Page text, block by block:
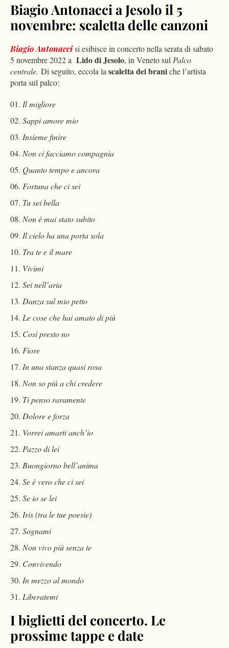
Biagio Antonacci a Jesolo il 5
novembre: scaletta delle canzoni
Biagio Antonaccisi esibisce in concerto nella serata di sabato
5 novembre 2022 a Lido di Jesolo, in Veneto sulPalco
centrale. Di seguito, eccola lascaletta dei braniche l’artista
porta sul palco:
Il migliore
Sappi amore mio
Insieme finire
Non ci facciamo compagnia
Quanto tempo e ancora
Fortuna che ci sei
Tu sei bella
Non è mai stato subito
Il cielo ha una porta sola
Tra te e il mare
Vivimi
Sei nell’aria
Danza sul mio petto
Le cose che hai amato di più
Così presto no
Fiore
In una stanza quasi rosa
Non so più a chi credere
Ti penso raramente
Dolore e forza
Vorrei amarti anch’io
Pazzo di lei
Buongiorno bell’anima
Se è vero che ci sei
Se io se lei
Iris (tra le tue poesie)
Sognami
Non vivo più senza te
Convivendo
In mezzo al mondo
Liberatemi
I biglietti del concerto. Le
prossime tappe e date